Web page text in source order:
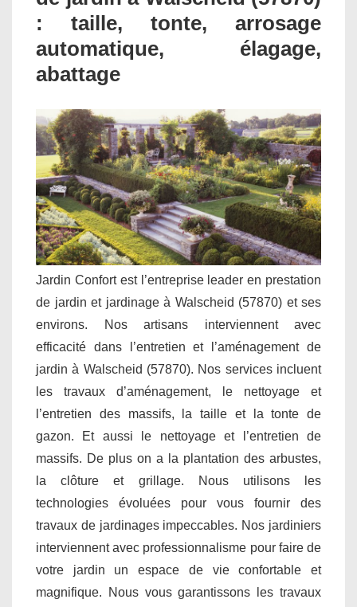
: taille, tonte, arrosage
automatique, élagage,
abattage
Jardin Confort est l’entreprise leader en prestation
de jardin et jardinage à Walscheid (57870) et ses
environs. Nos artisans interviennent avec
efficacité dans l’entretien et l’aménagement de
jardin à Walscheid (57870). Nos services incluent
les travaux d’aménagement, le nettoyage et
l’entretien des massifs, la taille et la tonte de
gazon. Et aussi le nettoyage et l’entretien de
massifs. De plus on a la plantation des arbustes,
la clôture et grillage. Nous utilisons les
technologies évoluées pour vous fournir des
travaux de jardinages impeccables. Nos jardiniers
interviennent avec professionnalisme pour faire de
votre jardin un espace de vie confortable et
magnifique. Nous vous garantissons les travaux